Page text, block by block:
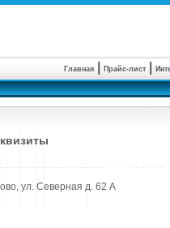
Главная Прайс-лист |
ул. Северная д. 62 А